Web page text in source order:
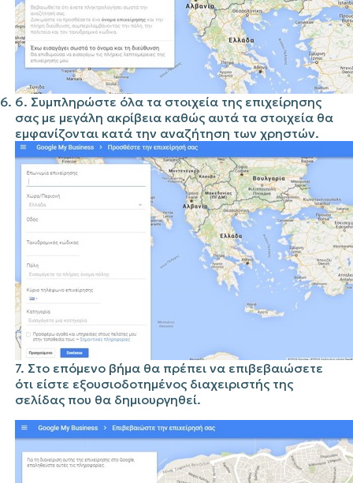
6. Συμπληρώστε όλα τα στοιχεία της επιχείρησης
σας με μεγάλη ακρίβεια καθώς αυτά τα στοιχεία θα
εμφανίζονται κατά την αναζήτηση των χρηστών.
7. Στο επόμενο βήμα θα πρέπει να επιβεβαιώσετε
ότι είστε εξουσιοδοτημένος διαχειριστής της
σελίδας που θα δημιουργηθεί.